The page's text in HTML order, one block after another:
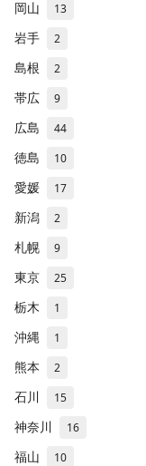
岡山 13
岩手 2
島根 2
帯広 9
広島 44
徳島 10
愛媛 17
新潟 2
札幌 9
東京 25
栃木 1
沖縄 1
熊本 2
石川 15
神奈川 16
福山 10